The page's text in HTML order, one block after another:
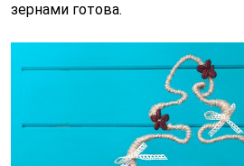
зернами готова.